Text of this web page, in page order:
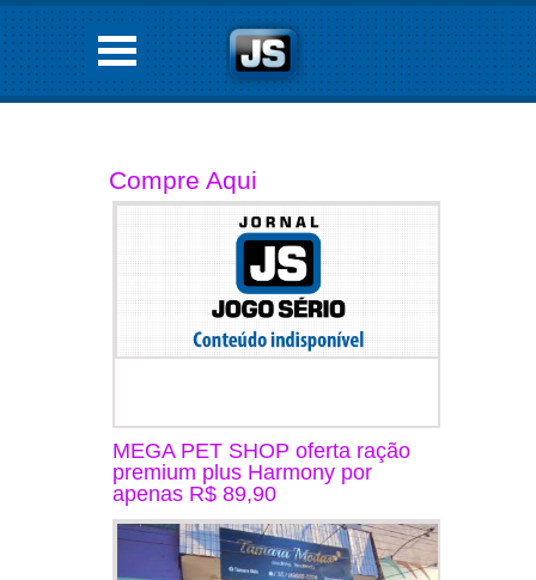
Compre Aqui
MEGA PET SHOP oferta ração
premium plus Harmony por
apenas R$ 89,90